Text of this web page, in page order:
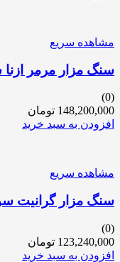
مشاهده سریع
سنگ مزار مرمر ازنا
(0)
148,200,000 تومان
افزودن به سبد خرید
مشاهده سریع
سنگ مزار گرانیت
(0)
123,240,000 تومان
افزودن به سبد خرید